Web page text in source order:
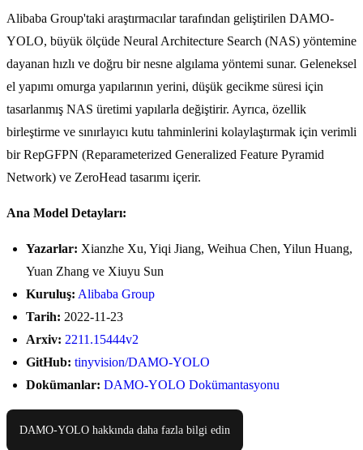
Alibaba Group'taki araştırmacılar tarafından geliştirilen DAMO-
YOLO, büyük ölçüde Neural Architecture Search (NAS) yöntemine
dayanan hızlı ve doğru bir nesne algılama yöntemi sunar. Geleneksel
el yapımı omurga yapılarının yerini, düşük gecikme süresi için
tasarlanmış NAS üretimi yapılarla değiştirir. Ayrıca, özellik
birleştirme ve sınırlayıcı kutu tahminlerini kolaylaştırmak için verimli
bir RepGFPN (Reparameterized Generalized Feature Pyramid
Network) ve ZeroHead tasarımı içerir.
Ana Model Detayları:
Yazarlar: Xianzhe Xu, Yiqi Jiang, Weihua Chen, Yilun Huang,
Yuan Zhang ve Xiuyu Sun
Kuruluş: Alibaba Group
Tarih: 2022-11-23
Arxiv: 2211.15444v2
GitHub: tinyvision/DAMO-YOLO
Dokümanlar: DAMO-YOLO Dokümantasyonu
DAMO-YOLO hakkında daha fazla bilgi edin